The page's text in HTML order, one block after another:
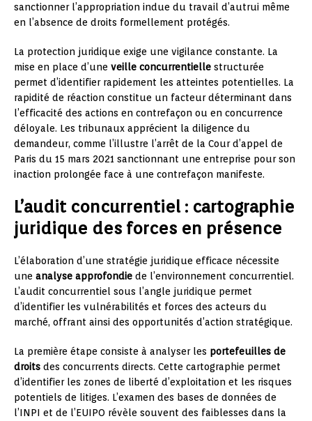
sanctionner l’appropriation indue du travail d’autrui même
en l’absence de droits formellement protégés.
La protection juridique exige une vigilance constante. La
mise en place d’une veille concurrentielle structurée
permet d’identifier rapidement les atteintes potentielles. La
rapidité de réaction constitue un facteur déterminant dans
l’efficacité des actions en contrefaçon ou en concurrence
déloyale. Les tribunaux apprécient la diligence du
demandeur, comme l’illustre l’arrêt de la Cour d’appel de
Paris du 15 mars 2021 sanctionnant une entreprise pour son
inaction prolongée face à une contrefaçon manifeste.
L’audit concurrentiel : cartographie
juridique des forces en présence
L’élaboration d’une stratégie juridique efficace nécessite
une analyse approfondie de l’environnement concurrentiel.
L’audit concurrentiel sous l’angle juridique permet
d’identifier les vulnérabilités et forces des acteurs du
marché, offrant ainsi des opportunités d’action stratégique.
La première étape consiste à analyser les portefeuilles de
droits des concurrents directs. Cette cartographie permet
d’identifier les zones de liberté d’exploitation et les risques
potentiels de litiges. L’examen des bases de données de
l’INPI et de l’EUIPO révèle souvent des faiblesses dans la